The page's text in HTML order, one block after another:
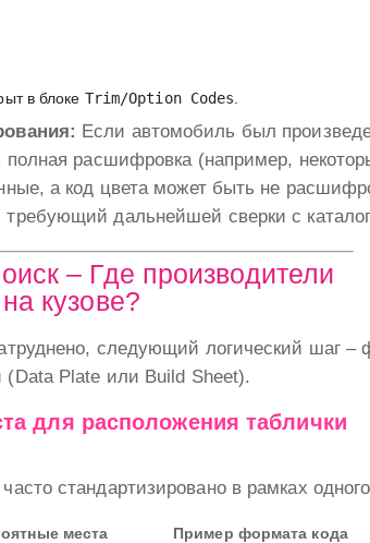
в блоке Trim/Option Codes
Если автомобиль был
полная расшифровка (например,
а код цвета может быть не
дальнейшей сверки с
– Где производители
кузове?
следующий логический шаг –
Plate или Build Sheet).
для расположения таблички
стандартизировано в рамках
места
Пример формата кода